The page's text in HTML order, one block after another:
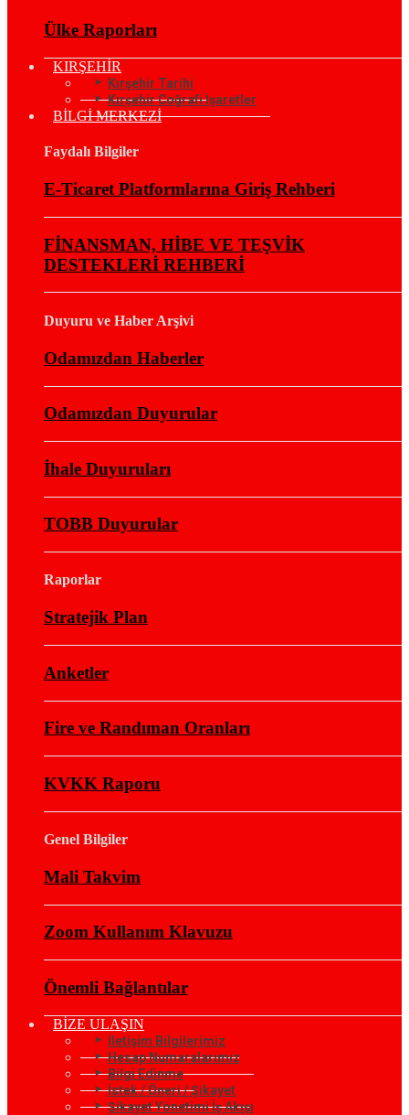
Ülke Raporları
KIRŞEHİR
Kırşehir Tarihi
Kırşehir Coğrafi İşaretler
BİLGİ MERKEZİ
Faydalı Bilgiler
E-Ticaret Platformlarına Giriş Rehberi
FİNANSMAN, HİBE VE TEŞVİK
DESTEKLERİ REHBERİ
Duyuru ve Haber Arşivi
Odamızdan Haberler
Odamızdan Duyurular
İhale Duyuruları
TOBB Duyurular
Raporlar
Stratejik Plan
Anketler
Fire ve Randıman Oranları
KVKK Raporu
Genel Bilgiler
Mali Takvim
Zoom Kullanım Klavuzu
Önemli Bağlantılar
BİZE ULAŞIN
İletişim Bilgilerimiz
Hesap Numaralarımız
Bilgi Edinme
İstek / Öneri / Şikayet
Şikayet Yönetimi İş Akışı